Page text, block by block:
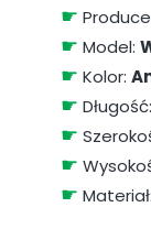
☛
☛ Model:
☛ Kolor:
☛ Długość:
☛
☛
☛ Materiał: